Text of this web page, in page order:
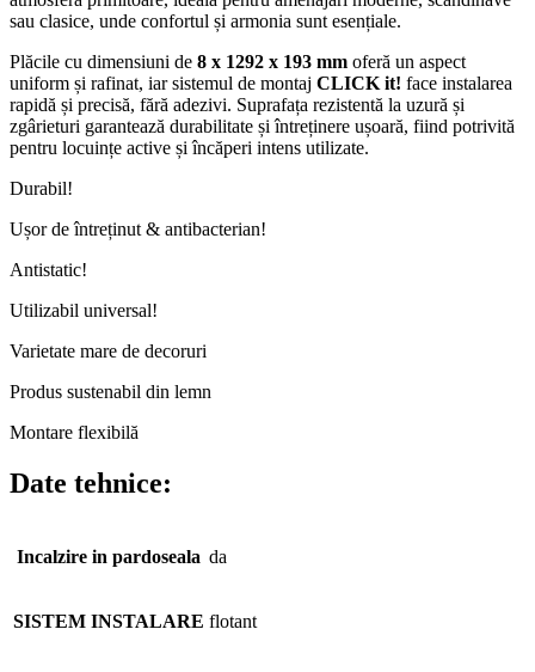
sau clasice, unde confortul și armonia sunt esențiale.
Plăcile cu dimensiuni de 8 x 1292 x 193 mm oferă un aspect
uniform și rafinat, iar sistemul de montaj CLICK it! face instalarea
rapidă și precisă, fără adezivi. Suprafața rezistentă la uzură și
zgârieturi garantează durabilitate și întreținere ușoară, fiind potrivită
pentru locuințe active și încăperi intens utilizate.
Durabil!
Ușor de întreținut & antibacterian!
Antistatic!
Utilizabil universal!
Varietate mare de decoruri
Produs sustenabil din lemn
Montare flexibilă
Date tehnice:
Incalzire in pardoseala da
SISTEM INSTALARE flotant